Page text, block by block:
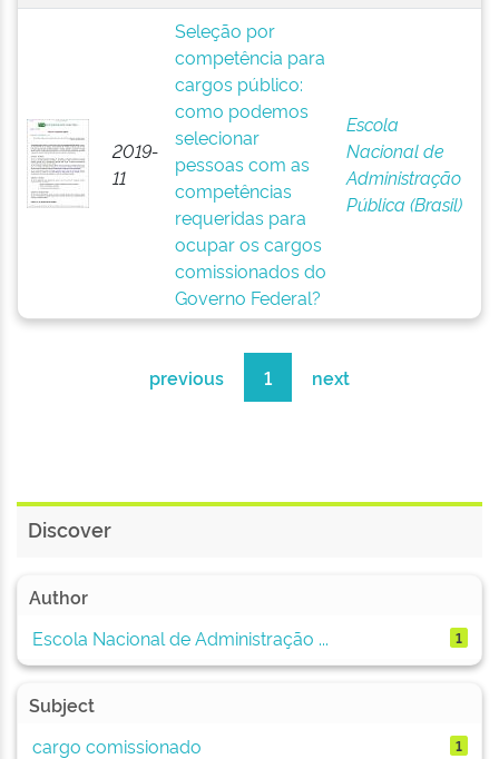
2019-
11
Seleção por
competência para
cargos público:
como podemos
selecionar
pessoas com as
competências
requeridas para
ocupar os cargos
comissionados do
Governo Federal?
Escola
Nacional de
Administração
Pública (Brasil)
previous 1 next
Discover
Author
Escola Nacional de Administração ...
1
Subject
cargo comissionado
1